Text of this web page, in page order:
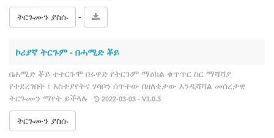
ትርጉሙን ያስሱ -
ኮሪያኛ ትርጉም ‐ በሓሚድ ቾይ
በሐሚድ ቾይ ተተርጉሞ በሩዋድ የትርጉም ማዕከል ቁጥጥር ስር ማሻሻያ
የተደረገበት ፤ አስተያየትና ሃሳቦን ሰጥተው በዘለቄታው እንዲሻሻል መሰረታዊ
ትርጉሙን ማየት ይችላሉ
2022-03-03 - V1.0.3
ትርጉሙን ያስሱ